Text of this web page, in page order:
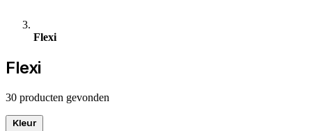
Flexi
Flexi
30 producten gevonden
Kleur